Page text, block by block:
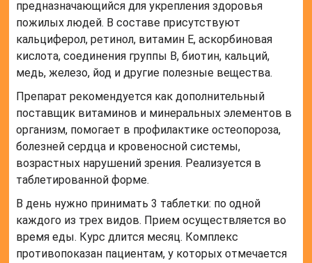
предназначающийся для укрепления здоровья
пожилых людей. В составе присутствуют
кальциферол, ретинол, витамин E, аскорбиновая
кислота, соединения группы B, биотин, кальций,
медь, железо, йод и другие полезные вещества.
Препарат рекомендуется как дополнительный
поставщик витаминов и минеральных элементов в
организм, помогает в профилактике остеопороза,
болезней сердца и кровеносной системы,
возрастных нарушений зрения. Реализуется в
таблетированной форме.
В день нужно принимать 3 таблетки: по одной
каждого из трех видов. Прием осуществляется во
время еды. Курс длится месяц. Комплекс
противопоказан пациентам, у которых отмечается